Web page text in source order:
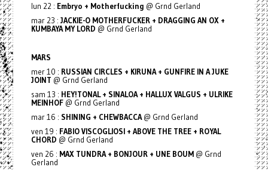
lun 22 : Embryo + Motherfucking @ Grnd Gerland
mar 23 : JACKIE-O MOTHERFUCKER + DRAGGING AN OX +
KUMBAYA MY LORD @ Grnd Gerland
MARS
mer 10 : RUSSIAN CIRCLES + KIRUNA + GUNFIRE IN A JUKE
JOINT @ Grnd Gerland
sam 13 : HEY!TONAL + SINALOA + HALLUX VALGUS + ULRIKE
MEINHOF@ Grnd Gerland
mar 16 : SHINING + CHEWBACCA@ Grnd Gerland
ven 19 : FABIO VISCOGLIOSI + ABOVE THE TREE + ROYAL
CHORD @ Grnd Gerland
ven 26 : MAX TUNDRA + BONJOUR + UNE BOUM@ Grnd
Gerland